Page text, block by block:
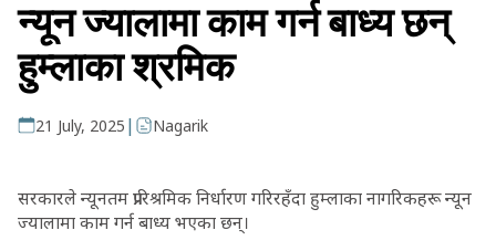
न्यून ज्यालामा काम गर्न बाध्य छन्
हुम्लाका श्रमिक
21 July, 2025 | Nagarik
सरकारले न्यूनतम प्रारिश्रमिक निर्धारण गरिरहँदा हुम्लाका नागरिकहरू न्यून
ज्यालामा काम गर्न बाध्य भएका छन्।